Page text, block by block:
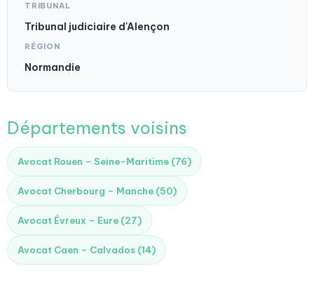
TRIBUNAL
Tribunal judiciaire d'Alençon
RÉGION
Normandie
Départements voisins
Avocat Rouen – Seine-Maritime (76)
Avocat Cherbourg – Manche (50)
Avocat Évreux – Eure (27)
Avocat Caen – Calvados (14)